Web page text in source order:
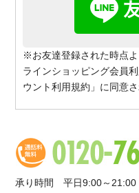
※お友達登録された時点
ラインショッピング会員
ウント利用規約」に同意
承り時間 平日9:00～